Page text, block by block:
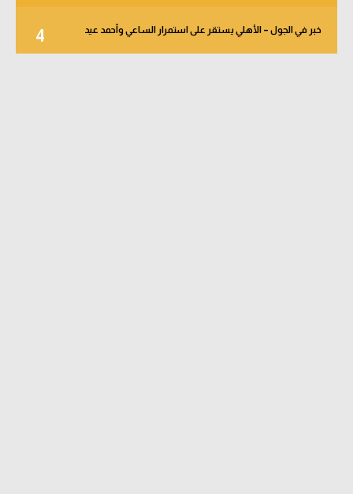
4 خبر في الجول – الأهلي يستقر على استمرار الساعي وأحمد عيد